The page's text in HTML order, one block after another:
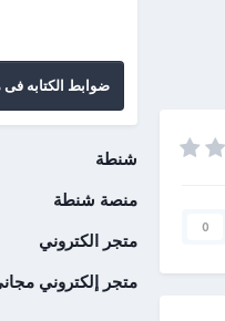
0
ضوابط الكتابه فى
شنطة
منصة شنطة
متجر الكتروني
متجر إلكتروني